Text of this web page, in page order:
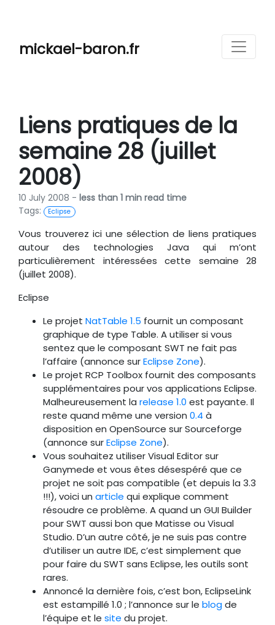
mickael-baron.fr
Liens pratiques de la
semaine 28 (juillet
2008)
10 July 2008 - less than 1 min read time
Tags:
Eclipse
Vous trouverez ici une sélection de liens pratiques
autour des technologies Java qui m’ont
particulièrement intéressées cette semaine 28
(juillet 2008).
Eclipse
Le projet NatTable 1.5 fournit un composant
graphique de type Table. A utiliser si vous
sentez que le composant SWT ne fait pas
l’affaire (annonce surEclipse Zone).
Le projet RCP Toolbox fournit des composants
supplémentaires pour vos applications Eclipse.
Malheureusement la release 1.0 est payante. Il
reste quand même une version 0.4 à
disposition en OpenSource sur Sourceforge
(annonce surEclipse Zone).
Vous souhaitez utiliser Visual Editor sur
Ganymede et vous êtes désespéré que ce
projet ne soit pas compatible (et depuis la 3.3
!!!), voici un article qui explique comment
résoudre ce problème. A quand un GUI Builder
pour SWT aussi bon que Matisse ou Visual
Studio. D’un autre côté, je ne suis pas contre
d’utiliser un autre IDE, c’est simplement que
pour faire du SWT sans Eclipse, les outils sont
rares.
Annoncé la dernière fois, c’est bon, EclipseLink
est estampillé 1.0 ; l’annonce sur le blogde
l’équipe et le site du projet.